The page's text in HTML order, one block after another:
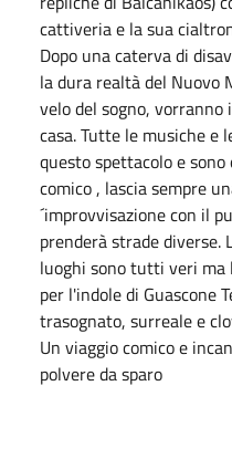
cattiveria e la sua
Dopo una caterva di
la dura realtà del Nuovo
velo del sogno,
casa. Tutte le musiche e
questo spettacolo e
comico , lascia sempre
´improvvisazione con il
prenderà strade
luoghi sono tutti veri ma
per l'indole di Guascone
trasognato, surreale e
Un viaggio comico e
polvere da sparo